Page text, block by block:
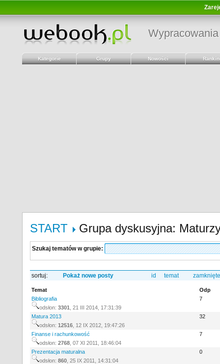
Wypracowania
Kategorie Grupy Nowości
START Grupa dyskusyjna:
Szukaj tematów w grupie:
sortuj: Pokaż nowe posty id temat zamknięte
Temat
Odp
Bibliografia
odsłon: 3301 21 III 2014, 17:31:39
7
Matura 2013
odsłon: 12516 12 IX 2012, 19:47:26
32
Finanse i rachunkowość
odsłon: 2768 07 XI 2011, 18:46:04
7
Prezentacja maturalna
odsłon: 860 25 IX 2011, 14:31:04
0